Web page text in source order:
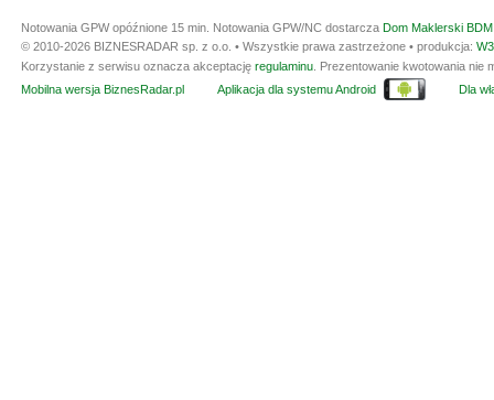
Notowania GPW opóźnione 15 min. Notowania GPW/NC dostarcza Dom Maklerski
© 2010-2026 BIZNESRADAR sp. z o.o. • Wszystkie prawa zastrzeżone • produkcja:
Korzystanie z serwisu oznacza akceptację regulaminu . Prezentowanie kwotowania
Mobilna wersja BiznesRadar.pl
Aplikacja dla systemu Android Dla